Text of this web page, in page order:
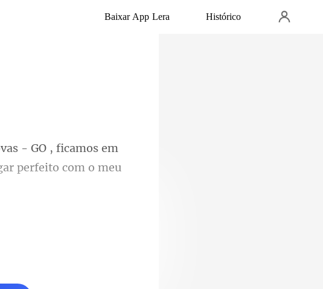
Baixar App Lera Histórico
vas - GO , ficamos em